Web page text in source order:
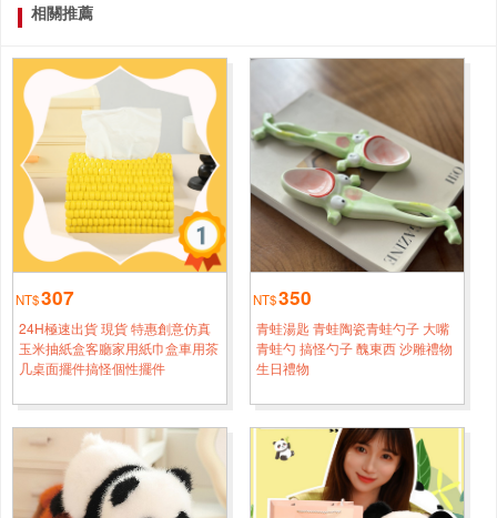
張*[0988****7326]
盒車用茶几桌面擺件搞怪個性擺件
趙*[0933****7965]
5小時鐘前
24H極速出貨 現貨 特惠創意仿真玉米抽紙盒客廳家用紙巾
盒車用茶几桌面擺件搞怪個性擺件
臺北
符*[0966****2150]
24H極速出貨 現貨 特惠創意仿真玉米抽紙盒客廳家用紙巾
盒車用茶几桌面擺件搞怪個性擺件
吳*[0933****8719]
24H極速出貨 現貨 特惠創意仿真玉米抽紙盒客廳家用紙巾
盒車用茶几桌面擺件搞怪個性擺件
鐘*[0988****8112]
4小時鐘前
24H極速出貨 現貨 特惠創意仿真玉米抽紙盒客廳家用紙巾
盒車用茶几桌面擺件搞怪個性擺件
相關推薦
NT$307
24H極速出貨 現貨 特惠創意仿真
玉米抽紙盒客廳家用紙巾盒車用茶
几桌面擺件搞怪個性擺件
NT$350
青蛙湯匙 青蛙陶瓷青蛙勺子 大嘴
青蛙勺 搞怪勺子 醜東西 沙雕禮物
生日禮物